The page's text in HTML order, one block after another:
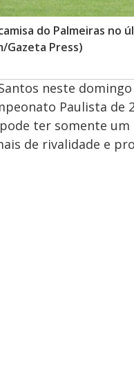
do Palmeiras
Gazeta Press)
neste
Paulista de
pode ter somente
de rivalidade e